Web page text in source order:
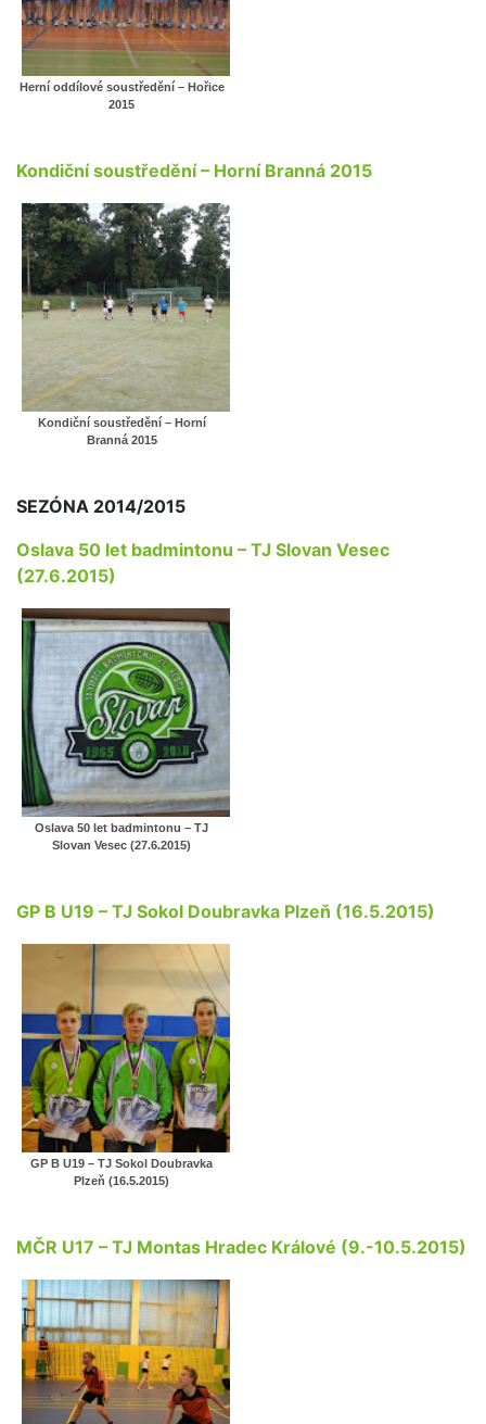
Herní oddílové soustředění – Hořice
2015
Kondiční soustředění – Horní Branná 2015
Kondiční soustředění – Horní
Branná 2015
SEZÓNA 2014/2015
Oslava 50 let badmintonu – TJ Slovan Vesec
(27.6.2015)
Oslava 50 let badmintonu – TJ
Slovan Vesec (27.6.2015)
GP B U19 – TJ Sokol Doubravka Plzeň (16.5.2015)
GP B U19 – TJ Sokol Doubravka
Plzeň (16.5.2015)
MČR U17 – TJ Montas Hradec Králové (9.-10.5.2015)